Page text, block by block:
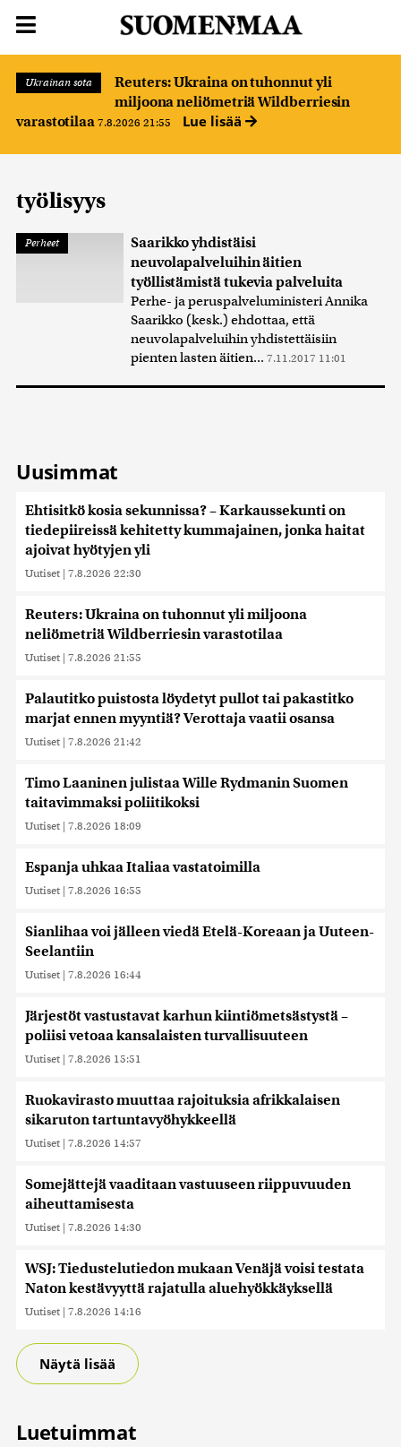
Ukrainan sota
Reuters: Ukraina on tuhonnut yli
miljoona neliömetriä Wildberriesin
varastotilaa 7.8.2026 21:55 Lue lisää
työlisyys
Perheet
Saarikko yhdistäisi
neuvolapalveluihin äitien
työllistämistä tukevia palveluita
Perhe- ja peruspalveluministeri Annika
Saarikko (kesk.) ehdottaa, että
neuvolapalveluihin yhdistettäisiin
pienten lasten äitien... 7.11.2017 11:01
Uusimmat
Ehtisitkö kosia sekunnissa? – Karkaussekunti on
tiedepiireissä kehitetty kummajainen, jonka haitat
ajoivat hyötyjen yli
Uutiset | 7.8.2026 22:30
Reuters: Ukraina on tuhonnut yli miljoona
neliömetriä Wildberriesin varastotilaa
Uutiset | 7.8.2026 21:55
Palautitko puistosta löydetyt pullot tai pakastitko
marjat ennen myyntiä? Verottaja vaatii osansa
Uutiset | 7.8.2026 21:42
Timo Laaninen julistaa Wille Rydmanin Suomen
taitavimmaksi poliitikoksi
Uutiset | 7.8.2026 18:09
Espanja uhkaa Italiaa vastatoimilla
Uutiset | 7.8.2026 16:55
Sianlihaa voi jälleen viedä Etelä-Koreaan ja Uuteen-
Seelantiin
Uutiset | 7.8.2026 16:44
Järjestöt vastustavat karhun kiintiömetsästystä –
poliisi vetoaa kansalaisten turvallisuuteen
Uutiset | 7.8.2026 15:51
Ruokavirasto muuttaa rajoituksia afrikkalaisen
sikaruton tartuntavyöhykkeellä
Uutiset | 7.8.2026 14:57
Somejättejä vaaditaan vastuuseen riippuvuuden
aiheuttamisesta
Uutiset | 7.8.2026 14:30
WSJ: Tiedustelutiedon mukaan Venäjä voisi testata
Naton kestävyyttä rajatulla aluehyökkäyksellä
Uutiset | 7.8.2026 14:16
Näytä lisää
Luetuimmat